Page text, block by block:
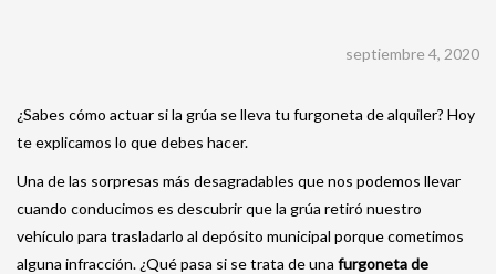
septiembre 4, 2020
¿Sabes cómo actuar si la grúa se lleva tu furgoneta de alquiler? Hoy
te explicamos lo que debes hacer.
Una de las sorpresas más desagradables que nos podemos llevar
cuando conducimos es descubrir que la grúa retiró nuestro
vehículo para trasladarlo al depósito municipal porque cometimos
alguna infracción. ¿Qué pasa si se trata de una furgoneta de